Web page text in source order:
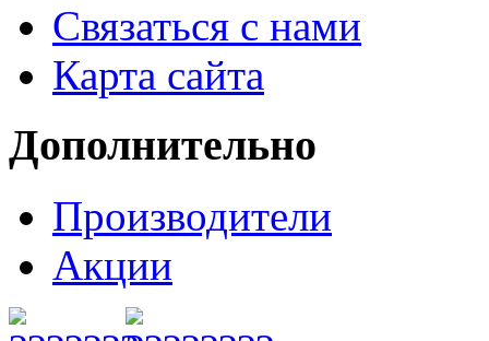
Связаться с нами
Карта сайта
Дополнительно
Производители
Акции